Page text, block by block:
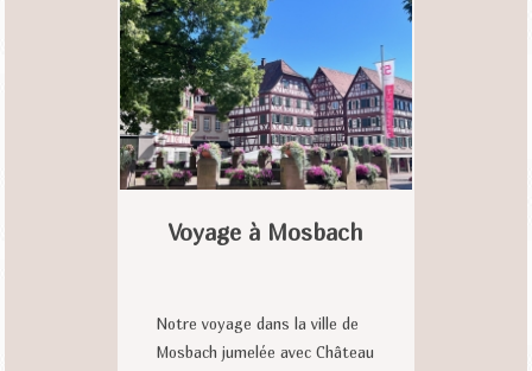
Voyage à Mosbach
Notre voyage dans la ville de
Mosbach jumelée avec Château